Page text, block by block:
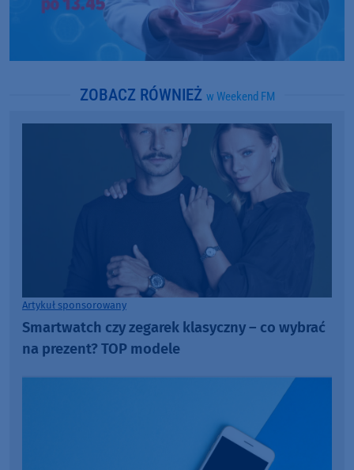
ZOBACZ RÓWNIEŻ w Weekend FM
Artykuł sponsorowany
Smartwatch czy zegarek klasyczny – co wybrać
na prezent? TOP modele